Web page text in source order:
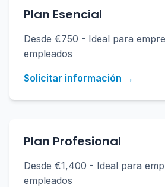
Plan Esencial
Desde €750 - Ideal para
empleados
Solicitar información →
Plan Profesional
Desde €1,400 - Ideal para
empleados